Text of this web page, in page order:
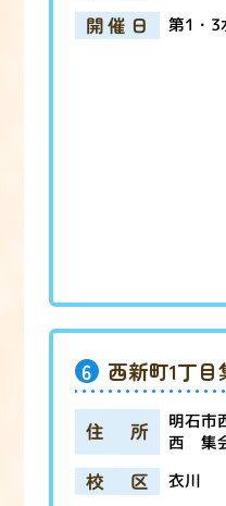
開催日 第1・3
6 西新町1丁目
住所 明石市
西 集
校区 衣川